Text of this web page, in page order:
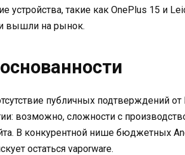
устройства, такие как OnePlus 15 и
и вышли на рынок.
публичных подтверждений от
возможно, сложности с
В конкурентной нише бюджетных
остаться vaporware.